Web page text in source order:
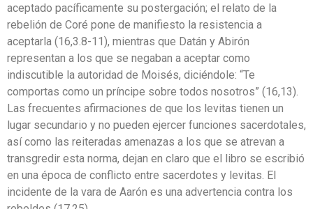
aceptado pacíficamente su postergación; el relato de la
rebelión de Coré pone de manifiesto la resistencia a
aceptarla (16,3.8-11), mientras que Datán y Abirón
representan a los que se negaban a aceptar como
indiscutible la autoridad de Moisés, diciéndole: “Te
comportas como un príncipe sobre todos nosotros” (16,13).
Las frecuentes afirmaciones de que los levitas tienen un
lugar secundario y no pueden ejercer funciones sacerdotales,
así como las reiteradas amenazas a los que se atrevan a
transgredir esta norma, dejan en claro que el libro se escribió
en una época de conflicto entre sacerdotes y levitas. El
incidente de la vara de Aarón es una advertencia contra los